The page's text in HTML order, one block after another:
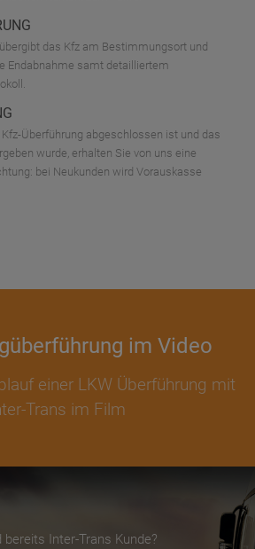
das Kfz am Bestimmungsort und
Endabnahme samt detailliertem
Überführung abgeschlossen ist und das
wurde, erhalten Sie von uns eine
bei Neukunden wird Vorauskasse
im Video
einer LKW Überführung mit
Trans im Film
bereits Inter-Trans Kunde?